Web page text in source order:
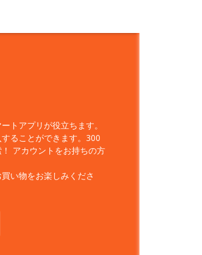
トアプリが役立ちます。
ることができます。300
アカウントをお持ちの方
い物をお楽しみくださ